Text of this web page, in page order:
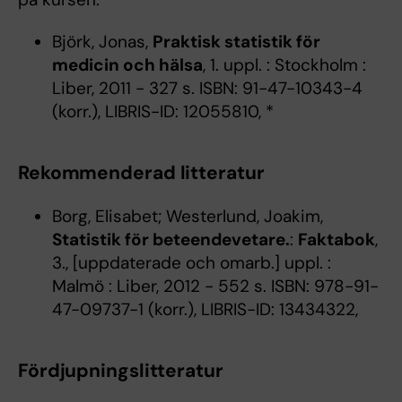
Björk, Jonas, Praktisk statistik för
medicin och hälsa, 1. uppl. : Stockholm :
Liber, 2011 - 327 s. ISBN: 91-47-10343-4
(korr.), LIBRIS-ID: 12055810, *
Rekommenderad litteratur
Borg, Elisabet; Westerlund, Joakim,
Statistik för beteendevetare.: Faktabok,
3., [uppdaterade och omarb.] uppl. :
Malmö : Liber, 2012 - 552 s. ISBN: 978-91-
47-09737-1 (korr.), LIBRIS-ID: 13434322,
Fördjupningslitteratur